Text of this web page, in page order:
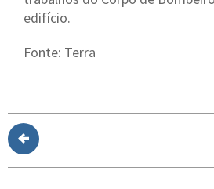
edifício.
Fonte: Terra